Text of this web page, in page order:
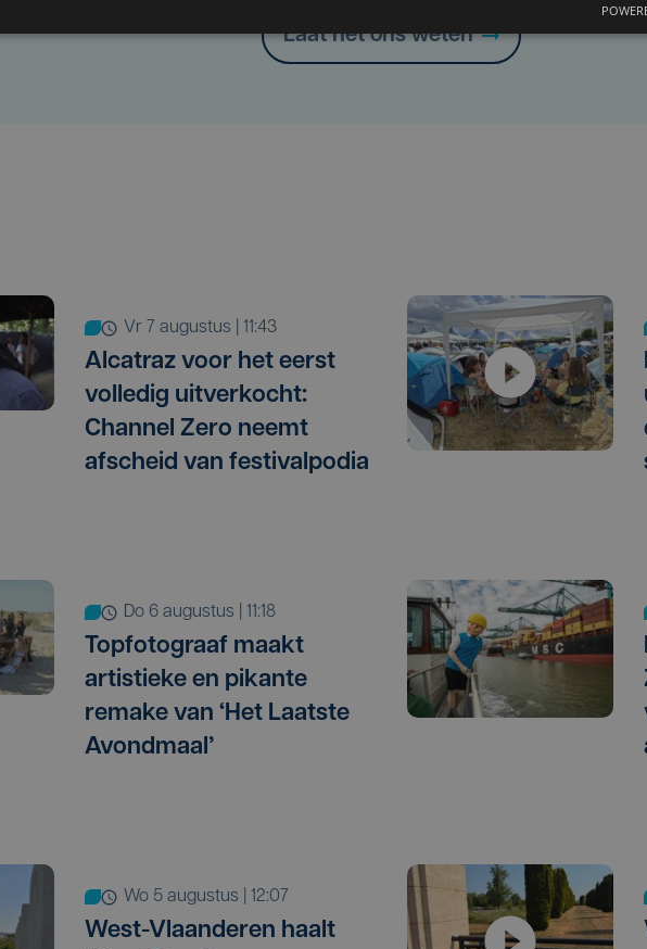
Laat het ons weten
vr 7 augustus | 11:43
Alcatraz voor het eerst
volledig uitverkocht:
Channel Zero neemt
afscheid van festivalpodia
do 6 augustus | 11:18
Topfotograaf maakt
artistieke en pikante
remake van ‘Het Laatste
Avondmaal’
wo 5 augustus | 12:07
West-Vlaanderen haalt